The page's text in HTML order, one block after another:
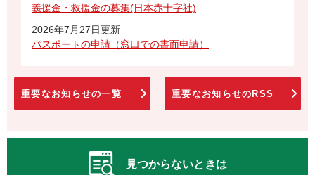
義援金・救援金の募集(日本赤十字社)
2026年7月27日更新
パスポートの申請（窓口での書面申請）
重要なお知らせの一覧 重要なお知らせのRSS
見つからないときは